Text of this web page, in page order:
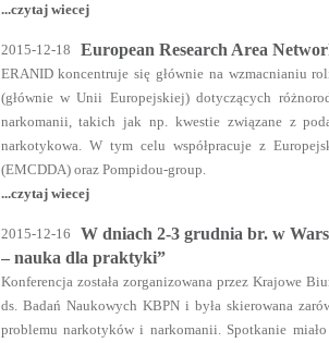
...czytaj wiecej
2015-12-18 European Research Area
ERANID koncentruje się głównie na wzmacnianiu
(głównie w Unii Europejskiej) dotyczących
narkomanii, takich jak np. kwestie związane z
narkotykowa. W tym celu współpracuje z
(EMCDDA) oraz Pompidou-group.
...czytaj wiecej
2015-12-16
W dniach 2-3 grudnia br. w
– nauka dla praktyki”
Konferencja została zorganizowana przez Krajowe
ds. Badań Naukowych KBPN i była skierowana
problemu narkotyków i narkomanii. Spotkanie